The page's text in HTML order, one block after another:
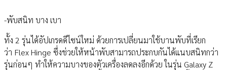
-พับสนิท บาง เบา
ทั้ง 2 รุ่นได้อัปเกรดดีไซน์ใหม่ ด้วยการเปลี่ยนมาใช้บานพับที่เรียก
ว่า Flex Hinge ซึ่งช่วยให้หน้าพับสามารถประกบกันได้แนบสนิทกว่า
รุ่นก่อนๆ ทำให้ความบางของตัวเครื่องลดลงอีกด้วย ในรุ่น Galaxy Z